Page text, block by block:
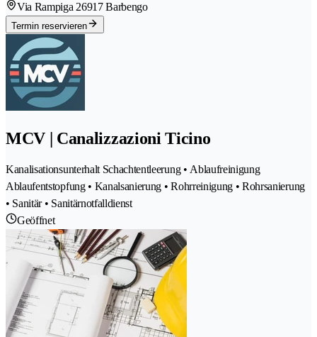
Via Rampiga 26917 Barbengo
Termin reservieren
MCV | Canalizzazioni Ticino
Kanalisationsunterhalt Schachtentleerung • Ablaufreinigung
Ablaufentstopfung • Kanalsanierung • Rohrreinigung • Rohrsanierung
• Sanitär • Sanitärnotfalldienst
Geöffnet